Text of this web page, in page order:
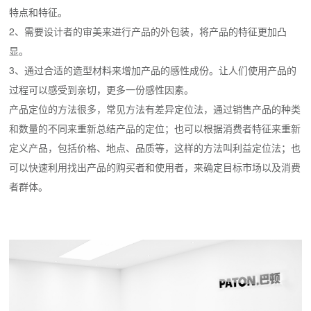
特点和特征。
2、需要设计者的审美来进行产品的外包装，将产品的特征更加凸
显。
3、通过合适的造型材料来增加产品的感性成份。让人们使用产品的
过程可以感受到亲切，更多一份感性因素。
产品定位的方法很多，常见方法有差异定位法，通过销售产品的种类
和数量的不同来重新总结产品的定位；也可以根据消费者特征来重新
定义产品，包括价格、地点、品质等，这样的方法叫利益定位法；也
可以快速利用找出产品的购买者和使用者，来确定目标市场以及消费
者群体。